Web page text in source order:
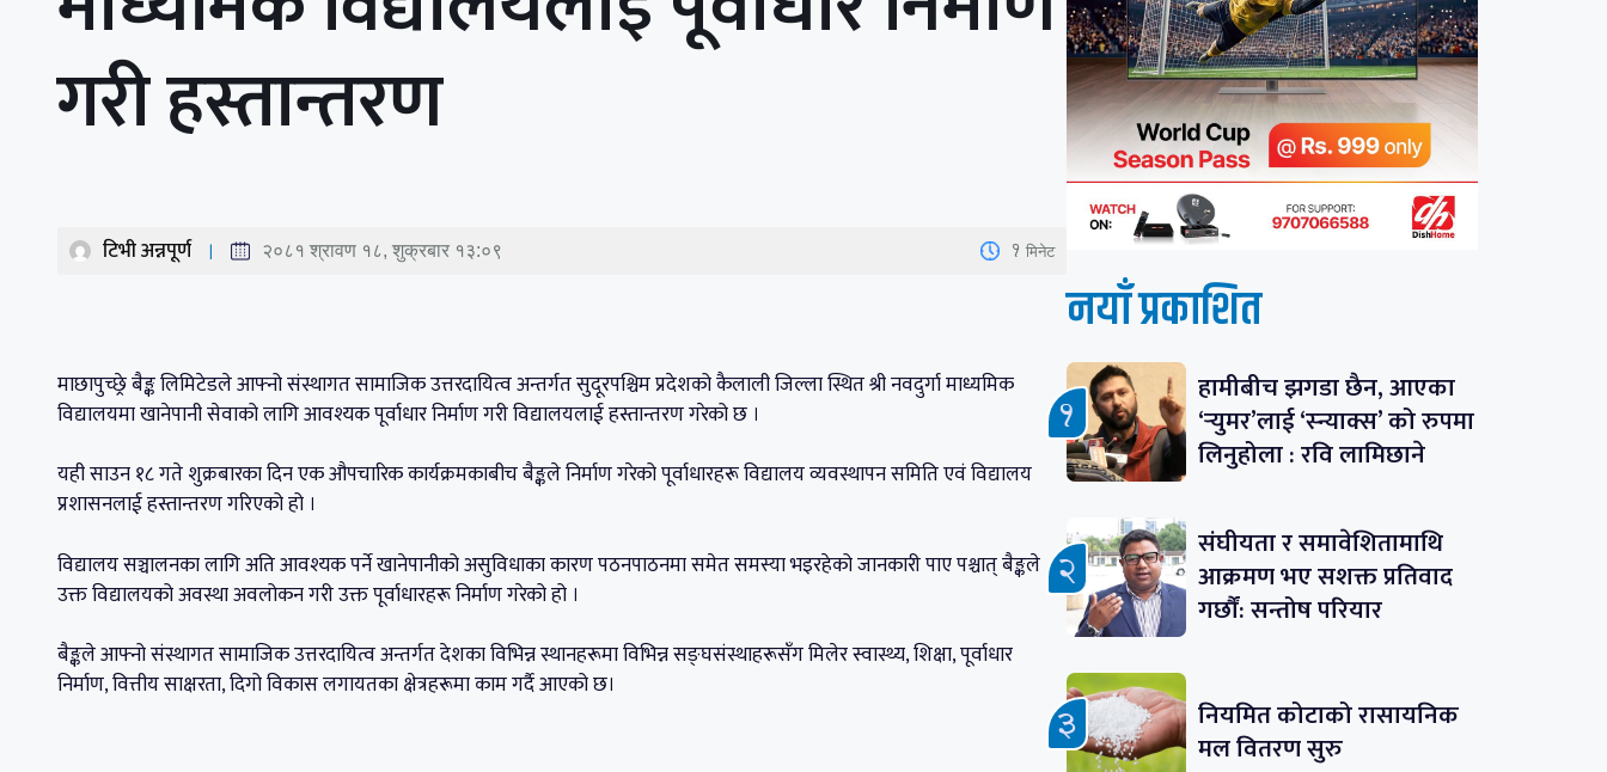
गरी हस्तान्तरण
टिभी अन्नपूर्ण २०८१ श्रावण १८, शुक्रबार १३:०९ 1 मिनेट
माछापुच्छ्रे बैङ्क लिमिटेडले आफ्नो संस्थागत सामाजिक उत्तरदायित्व अन्तर्गत सुदूरपश्चिम प्रदेशको कैलाली जिल्ला स्थित श्री नवदुर्गा माध्यमिक
विद्यालयमा खानेपानी सेवाको लागि आवश्यक पूर्वाधार निर्माण गरी विद्यालयलाई हस्तान्तरण गरेको छ ।
यही साउन १८ गते शुक्रबारका दिन एक औपचारिक कार्यक्रमकाबीच बैङ्कले निर्माण गरेको पूर्वाधारहरू विद्यालय व्यवस्थापन समिति एवं विद्यालय
प्रशासनलाई हस्तान्तरण गरिएको हो ।
विद्यालय सञ्चालनका लागि अति आवश्यक पर्ने खानेपानीको असुविधाका कारण पठनपाठनमा समेत समस्या भइरहेको जानकारी पाए पश्चात् बैङ्कले
उक्त विद्यालयको अवस्था अवलोकन गरी उक्त पूर्वाधारहरू निर्माण गरेको हो ।
बैङ्कले आफ्नो संस्थागत सामाजिक उत्तरदायित्व अन्तर्गत देशका विभिन्न स्थानहरूमा विभिन्न सङ्घसंस्थाहरूसँग मिलेर स्वास्थ्य, शिक्षा, पूर्वाधार
निर्माण, वित्तीय साक्षरता, दिगो विकास लगायतका क्षेत्रहरूमा काम गर्दै आएको छ।
नयाँ प्रकाशित
हामीबीच झगडा छैन, आएका
‘र्‍युमर’लाई ‘स्न्याक्स’ को रुपमा
लिनुहोला : रवि लामिछाने
संघीयता र समावेशितामाथि
आक्रमण भए सशक्त प्रतिवाद
गर्छौं: सन्तोष परियार
नियमित कोटाको रासायनिक
मल वितरण सुरु